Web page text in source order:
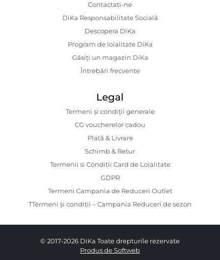
Contactaţi-ne
DiKa Responsabilitate Socială
Descopera DiKa
Program de loialitate DiKa
Găsiți un magazin DiKa
Întrebări frecvente
Legal
Termeni și condiții generale
CG voucherelor cadou
Plată & Livrare
Schimb & Retur
Termenii si Conditii Card de Loialitate
GDPR
Termeni Campania de Reduceri Outlet
TTermeni și condiții – Campania Reduceri de sezon
© 2017-2026 DiKa Toate drepturile rezervate
Produs de Softweb